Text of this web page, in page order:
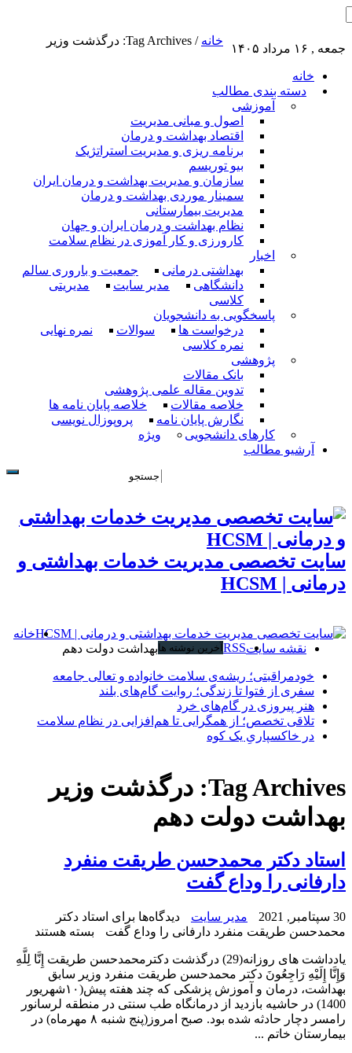
جمعه , ۱۶ مرداد ۱۴۰۵
خانه
دسته بندی مطالب
آموزشی
اصول و مبانی مدیریت
اقتصاد بهداشت و درمان
برنامه ریزی و مدیریت استراتژیک
بیو توریسم
سازمان و مدیریت بهداشت و درمان ایران
سمینار موردی بهداشت و درمان
مدیریت بیمارستانی
نظام بهداشت و درمان ایران و جهان
کارورزی و کار آموزی در نظام سلامت
اخبار
بهداشتی درمانی
جمعیت و باروری سالم
دانشگاهی
مدیر سایت
مدیریتی
کلاسی
پاسخگویی به دانشجویان
درخواست ها
سوالات
نمره نهایی
نمره کلاسی
پژوهشی
بانک مقالات
تدوین مقاله علمی پژوهشی
خلاصه مقالات
خلاصه پایان نامه ها
نگارش پایان نامه
پروپوزال نویسی
کارهای دانشجویی
ویژه
آرشیو مطالب
سایت تخصصی مدیریت خدمات بهداشتی و
درمانی | HCSM
خانه
نقشه سایتRSS آخرین نوشته ها
خودمراقبتی؛ ریشه‌ی سلامت خانواده و تعالی جامعه
سفری از فتوا تا زندگی؛ روایت گام‌های بلند
هنر پیروزی در گام‌های خرد
تلاقی تخصص؛ از همگرایی تا هم‌افزایی در نظام سلامت
در خاکسپاریِ یک کوه
خانه / Tag Archives: درگذشت وزیر
بهداشت دولت دهم
Tag Archives: درگذشت وزیر
بهداشت دولت دهم
استاد دکتر محمدحسن طریقت منفرد
دارفانی را وداع گفت
30 سپتامبر, 2021 مدیر سایت دیدگاه‌ها برای استاد دکتر
محمدحسن طریقت منفرد دارفانی را وداع گفت
بسته هستند
یادداشت های روزانه(29) درگذشت دکترمحمدحسن طریقت إِنَّا لِلَّهِ
وَإِنَّا إِلَیْهِ رَاجِعُونَ دکتر محمدحسن طریقت منفرد وزیر سابق
بهداشت، درمان و آموزش پزشکی که چند هفته پیش(۱۰شهریور
1400) در حاشیه بازدید از درمانگاه طب سنتی در منطقه لرسانور
رامسر دچار حادثه شده بود. صبح امروز(پنج شنبه ۸ مهرماه) در
بیمارستان‌ خاتم ...